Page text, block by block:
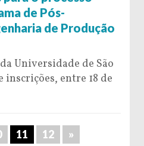
de Pós-
de Produção
Universidade de São
inscrições, entre 18 de
11 12 »